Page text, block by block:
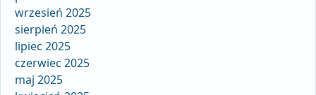
wrzesień 2025
sierpień 2025
lipiec 2025
czerwiec 2025
maj 2025